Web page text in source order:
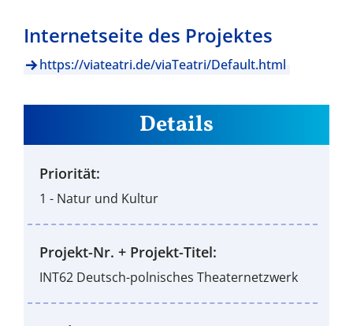
Internetseite des Projektes
https://viateatri.de/viaTeatri/Default.html
Details
Priorität:
1 - Natur und Kultur
Projekt-Nr. + Projekt-Titel:
INT62 Deutsch-polnisches Theaternetzwerk